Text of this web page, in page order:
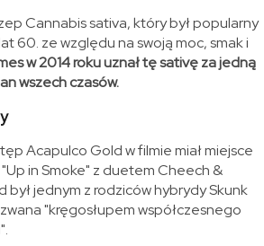
Cannabis sativa, który był popularny
60. ze względu na swoją moc, smak i
w 2014 roku uznał tę sativę za jedną
wszech czasów.
Acapulco Gold w filmie miał miejsce
in Smoke" z duetem Cheech &
był jednym z rodziców hybrydy Skunk
"kręgosłupem współczesnego